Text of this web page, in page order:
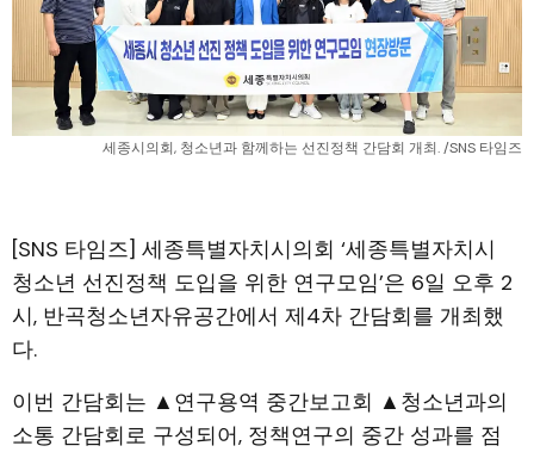
세종시의회, 청소년과 함께하는 선진정책 간담회 개최. /SNS 타임즈
[SNS 타임즈] 세종특별자치시의회 ‘세종특별자치시
청소년 선진정책 도입을 위한 연구모임’은 6일 오후 2
시, 반곡청소년자유공간에서 제4차 간담회를 개최했
다.
이번 간담회는 ▲연구용역 중간보고회 ▲청소년과의
소통 간담회로 구성되어, 정책연구의 중간 성과를 점